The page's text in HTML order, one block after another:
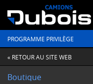
PROGRAMME PRIVILÈGE
« RETOUR AU SITE WEB
Boutique
C
A
T
É
G
O
R
E